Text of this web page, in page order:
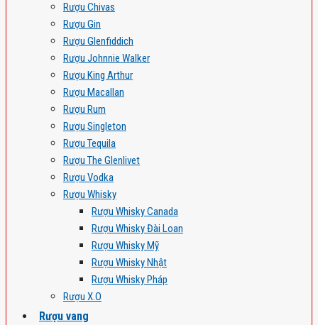
Rượu Chivas
Rượu Gin
Rượu Glenfiddich
Rượu Johnnie Walker
Rượu King Arthur
Rượu Macallan
Rượu Rum
Rượu Singleton
Rượu Tequila
Rượu The Glenlivet
Rượu Vodka
Rượu Whisky
Rượu Whisky Canada
Rượu Whisky Đài Loan
Rượu Whisky Mỹ
Rượu Whisky Nhật
Rượu Whisky Pháp
Rượu X.O
Rượu vang